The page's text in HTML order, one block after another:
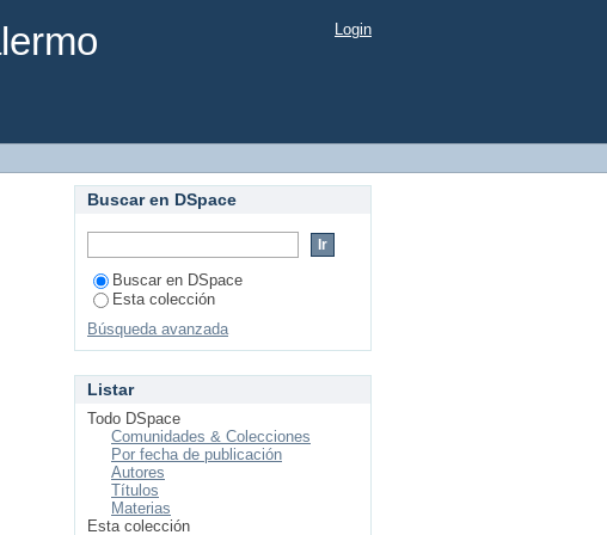
Login
Buscar en DSpace
Buscar en DSpace
Esta colección
Búsqueda avanzada
Listar
Todo DSpace
Comunidades & Colecciones
Por fecha de publicación
Autores
Títulos
Materias
Esta colección